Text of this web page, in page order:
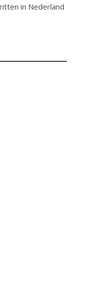
in Nederland